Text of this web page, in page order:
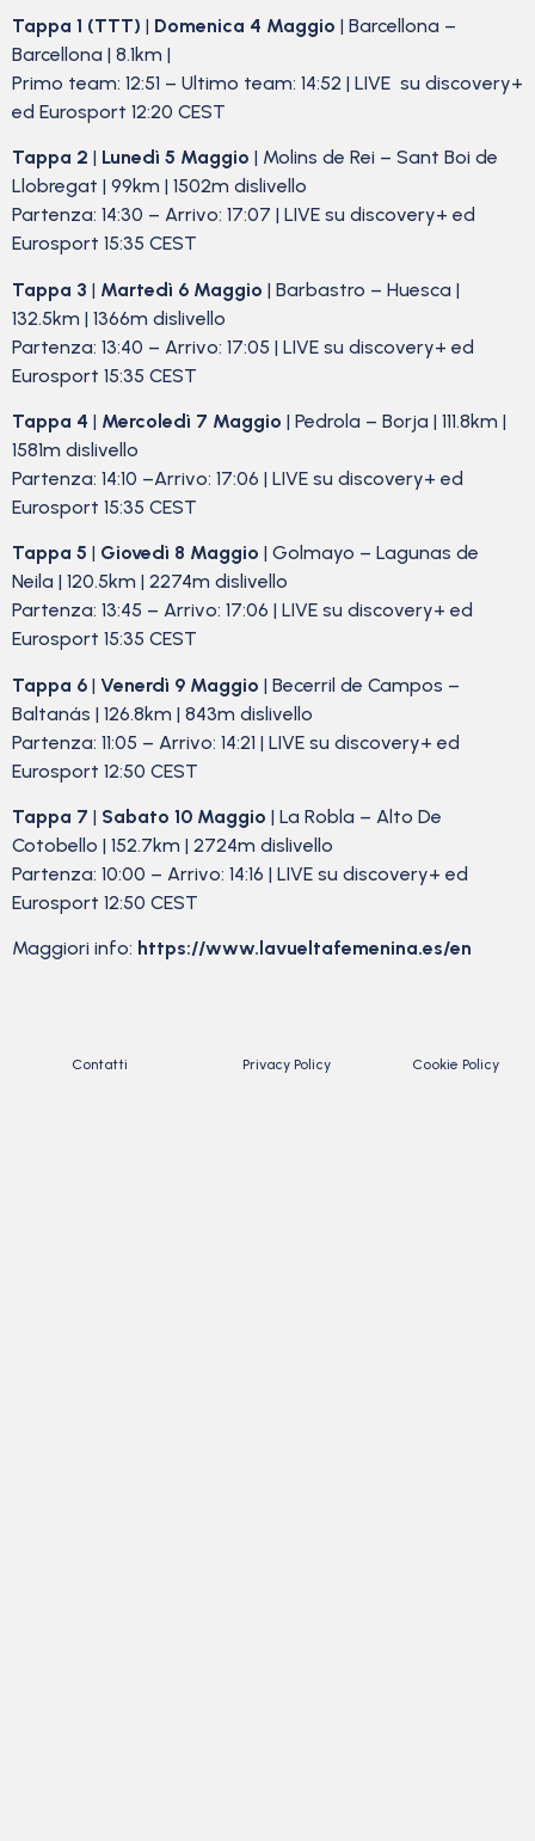
Tappa 1 (TTT) | Domenica 4 Maggio | Barcellona –
Barcellona | 8.1km |
Primo team: 12:51 – Ultimo team: 14:52 | LIVE su discovery+
ed Eurosport 12:20 CEST
Tappa 2 | Lunedì 5 Maggio | Molins de Rei – Sant Boi de
Llobregat | 99km | 1502m dislivello
Partenza: 14:30 – Arrivo: 17:07 | LIVE su discovery+ ed
Eurosport 15:35 CEST
Tappa 3 | Martedì 6 Maggio | Barbastro – Huesca |
132.5km | 1366m dislivello
Partenza: 13:40 – Arrivo: 17:05 | LIVE su discovery+ ed
Eurosport 15:35 CEST
Tappa 4 | Mercoledì 7 Maggio | Pedrola – Borja | 111.8km |
1581m dislivello
Partenza: 14:10 –Arrivo: 17:06 | LIVE su discovery+ ed
Eurosport 15:35 CEST
Tappa 5 | Giovedì 8 Maggio | Golmayo – Lagunas de
Neila | 120.5km | 2274m dislivello
Partenza: 13:45 – Arrivo: 17:06 | LIVE su discovery+ ed
Eurosport 15:35 CEST
Tappa 6 | Venerdì 9 Maggio | Becerril de Campos –
Baltanás | 126.8km | 843m dislivello
Partenza: 11:05 – Arrivo: 14:21 | LIVE su discovery+ ed
Eurosport 12:50 CEST
Tappa 7 | Sabato 10 Maggio | La Robla – Alto De
Cotobello | 152.7km | 2724m dislivello
Partenza: 10:00 – Arrivo: 14:16 | LIVE su discovery+ ed
Eurosport 12:50 CEST
Maggiori info: https://www.lavueltafemenina.es/en
Contatti Privacy Policy Cookie Policy